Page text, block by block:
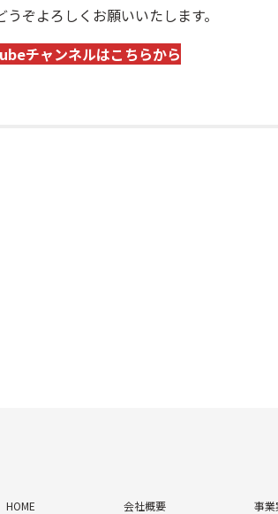
うぞよろしくお願いいたします。
チャンネルはこちらから
HOME 会社概要 事業